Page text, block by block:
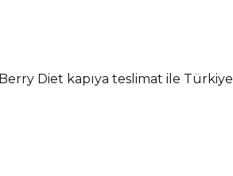
Diet kapıya teslimat ile Türkiye